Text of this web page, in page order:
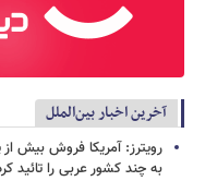
آخرین اخبار بین‌الملل
رویترز: آمریکا فروش بیش
به چند کشور عربی را تائید